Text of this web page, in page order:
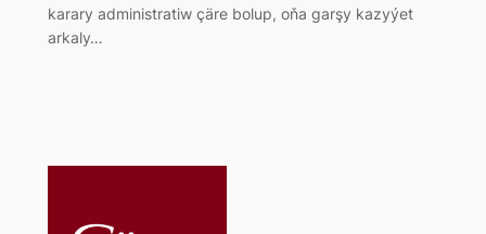
karary administratiw çäre bolup, oňa garşy kazyýet
arkaly…